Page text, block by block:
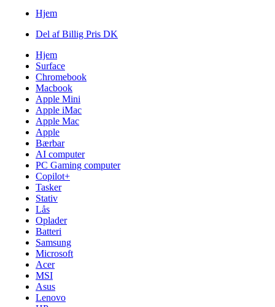
Hjem
Del af Billig Pris DK
Hjem
Surface
Chromebook
Macbook
Apple Mini
Apple iMac
Apple Mac
Apple
Bærbar
AI computer
PC Gaming computer
Copilot+
Tasker
Stativ
Lås
Oplader
Batteri
Samsung
Microsoft
Acer
MSI
Asus
Lenovo